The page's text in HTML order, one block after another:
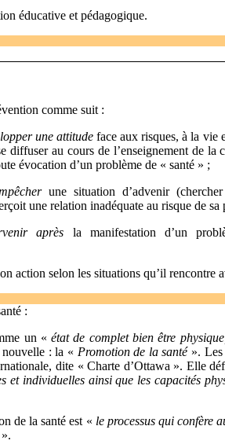
éducative et pédagogique.
comme suit :
une attitudeface aux risques, à la vie
au cours de l’enseignement de la
évocation d’un problème de « santé » ;
une situation d’advenir
une relation inadéquate au risque de sa
après la manifestation d’un
action selon les situations qu’il rencontre
:
un «état de complet bien être
nouvelle : la « Promotion de la santé». Les
dite « Charte d’Ottawa ». Elle
individuelles ainsi que les capacités
de la santé est « le processus qui confère
».